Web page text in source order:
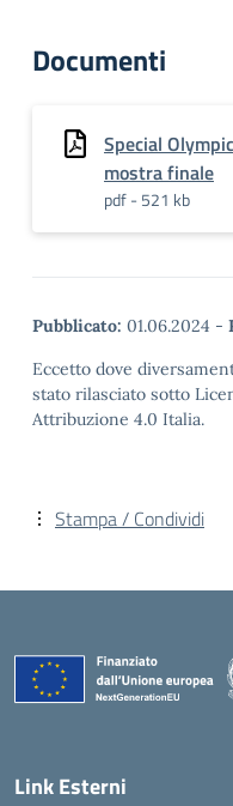
Documenti
Special
mostra finale
pdf - 521 kb
Pubblicato: 01.06.2024 -
Eccetto dove
stato rilasciato sotto
Attribuzione 4.0 Italia.
Stampa / Condividi
Link Esterni